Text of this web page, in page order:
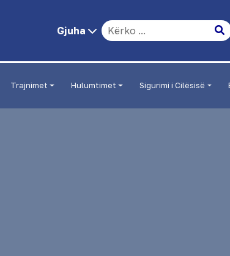
Gjuha
Trajnimet Hulumtimet Sigurimi i Cilësisë